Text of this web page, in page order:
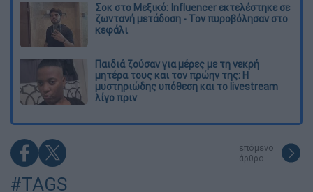
Σοκ στο Μεξικό: Influencer εκτελέστηκε σε
ζωντανή μετάδοση - Τον πυροβόλησαν στο
κεφάλι
Παιδιά ζούσαν για μέρες με τη νεκρή
μητέρα τους και τον πρώην της: Η
μυστηριώδης υπόθεση και το livestream
λίγο πριν
επόμενο
άρθρο
#TAGS